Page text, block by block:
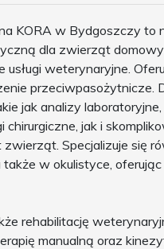
KORA w Bydgoszczy to
dla zwierząt
usługi weterynaryjne.
przeciwpasożytnicze.
jak analizy
jak i
Specjalizuje się
także w okulistyce,
rehabilitację
manualną oraz